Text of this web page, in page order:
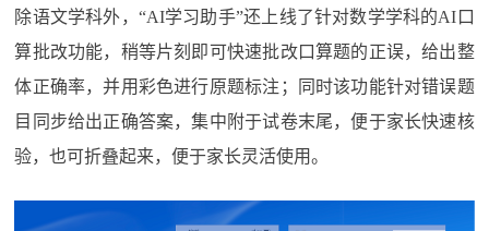
除语文学科外，“AI学习助手”还上线了针对数学学科的AI口
算批改功能，稍等片刻即可快速批改口算题的正误，给出整
体正确率，并用彩色进行原题标注；同时该功能针对错误题
目同步给出正确答案，集中附于试卷末尾，便于家长快速核
验，也可折叠起来，便于家长灵活使用。